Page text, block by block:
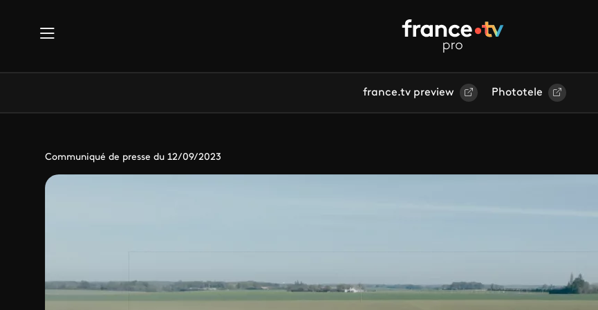
france.tv preview Phototele
Communiqué de presse du 12/09/2023